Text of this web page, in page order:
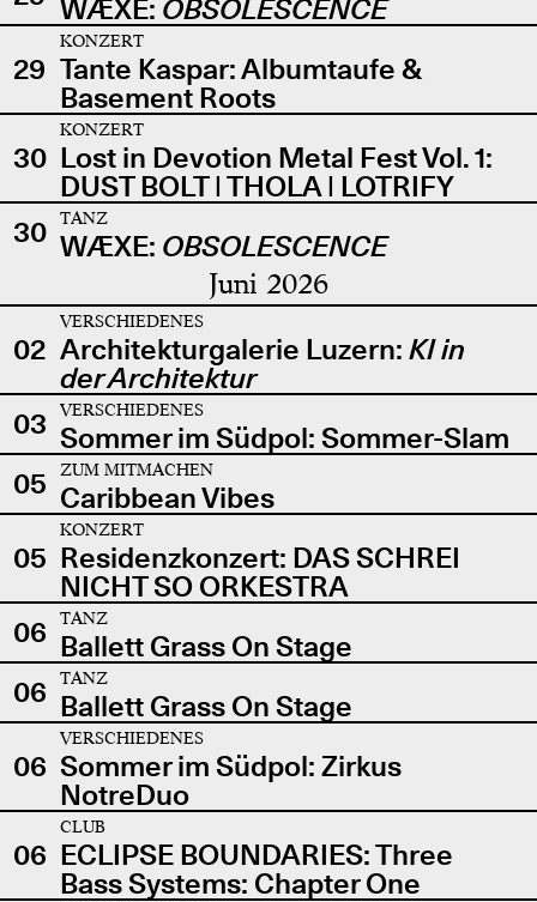
WÆXE: OBSOLESCENCE
29
KONZERT
Tante Kaspar: Albumtaufe &
Basement Roots
30
KONZERT
Lost in Devotion Metal Fest Vol. 1:
DUST BOLT | THOLA | LOTRIFY
30
TANZ
WÆXE: OBSOLESCENCE
Juni 2026
02
VERSCHIEDENES
Architekturgalerie Luzern: KI in
der Architektur
03
VERSCHIEDENES
Sommer im Südpol: Sommer-Slam
05
ZUM MITMACHEN
Caribbean Vibes
05
KONZERT
Residenzkonzert: DAS SCHREI
NICHT SO ORKESTRA
06
TANZ
Ballett Grass On Stage
06
TANZ
Ballett Grass On Stage
06
VERSCHIEDENES
Sommer im Südpol: Zirkus
NotreDuo
06
CLUB
ECLIPSE BOUNDARIES: Three
Bass Systems: Chapter One